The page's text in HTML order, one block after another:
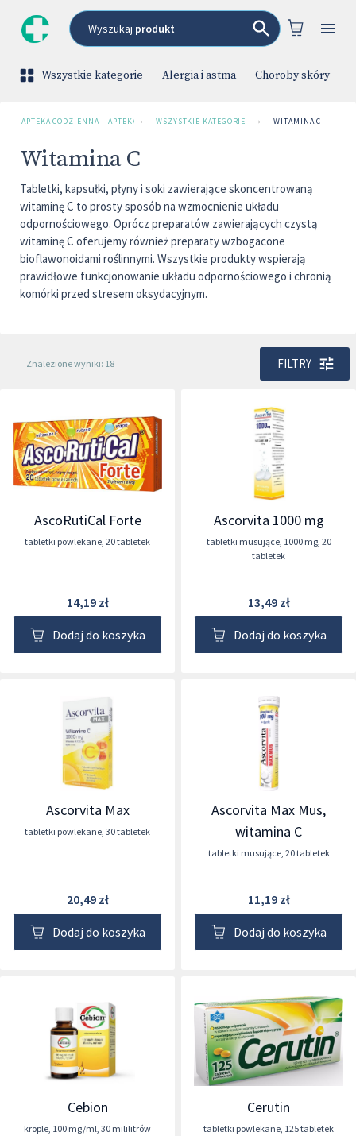
Wyszukaj produkt
Wszystkie kategorie Alergia i astma Choroby skóry
APTEKA CODZIENNA – APTEKA INTERNETOWA
› WSZYSTKIE KATEGORIE › WITAMINA C
Witamina C
Tabletki, kapsułki, płyny i soki zawierające skoncentrowaną
witaminę C to prosty sposób na wzmocnienie układu
odpornościowego. Oprócz preparatów zawierających czystą
witaminę C oferujemy również preparaty wzbogacone
bioflawonoidami roślinnymi. Wszystkie produkty wspierają
prawidłowe funkcjonowanie układu odpornościowego i chronią
komórki przed stresem oksydacyjnym.
Znalezione wyniki: 18 FILTRY
AscoRutiCal Forte
tabletki powlekane, 20 tabletek
14,19 zł
Dodaj do koszyka
Ascorvita 1000 mg
tabletki musujące, 1000 mg, 20
tabletek
13,49 zł
Dodaj do koszyka
Ascorvita Max
tabletki powlekane, 30 tabletek
20,49 zł
Dodaj do koszyka
Ascorvita Max Mus,
witamina C
tabletki musujące, 20 tabletek
11,19 zł
Dodaj do koszyka
Cebion
krople, 100 mg/ml, 30 mililitrów
Cerutin
tabletki powlekane, 125 tabletek